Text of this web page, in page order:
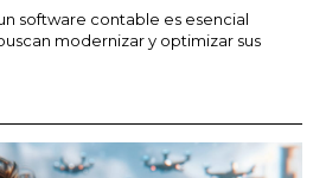
software contable es esencial
modernizar y optimizar sus